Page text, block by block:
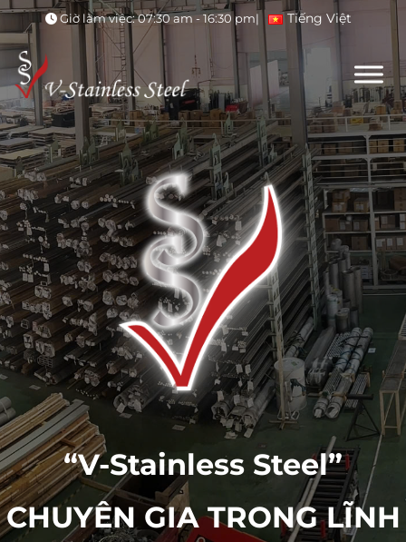
Giờ làm việc: 07:30 am - 16:30 pm| Tiếng Việt
“V-Stainless Steel”
CHUYÊN GIA TRONG LĨNH